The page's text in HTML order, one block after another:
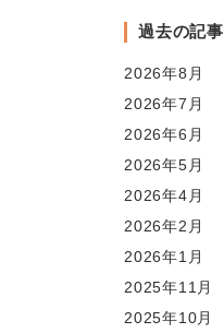
過去の記事
2026年8月
2026年7月
2026年6月
2026年5月
2026年4月
2026年2月
2026年1月
2025年11月
2025年10月